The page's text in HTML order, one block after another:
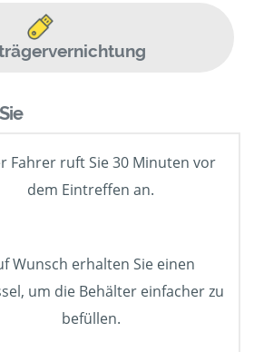
Fahrer ruft Sie 30 Minuten vor
dem Eintreffen an.
Wunsch erhalten Sie einen
um die Behälter einfacher zu
befüllen.